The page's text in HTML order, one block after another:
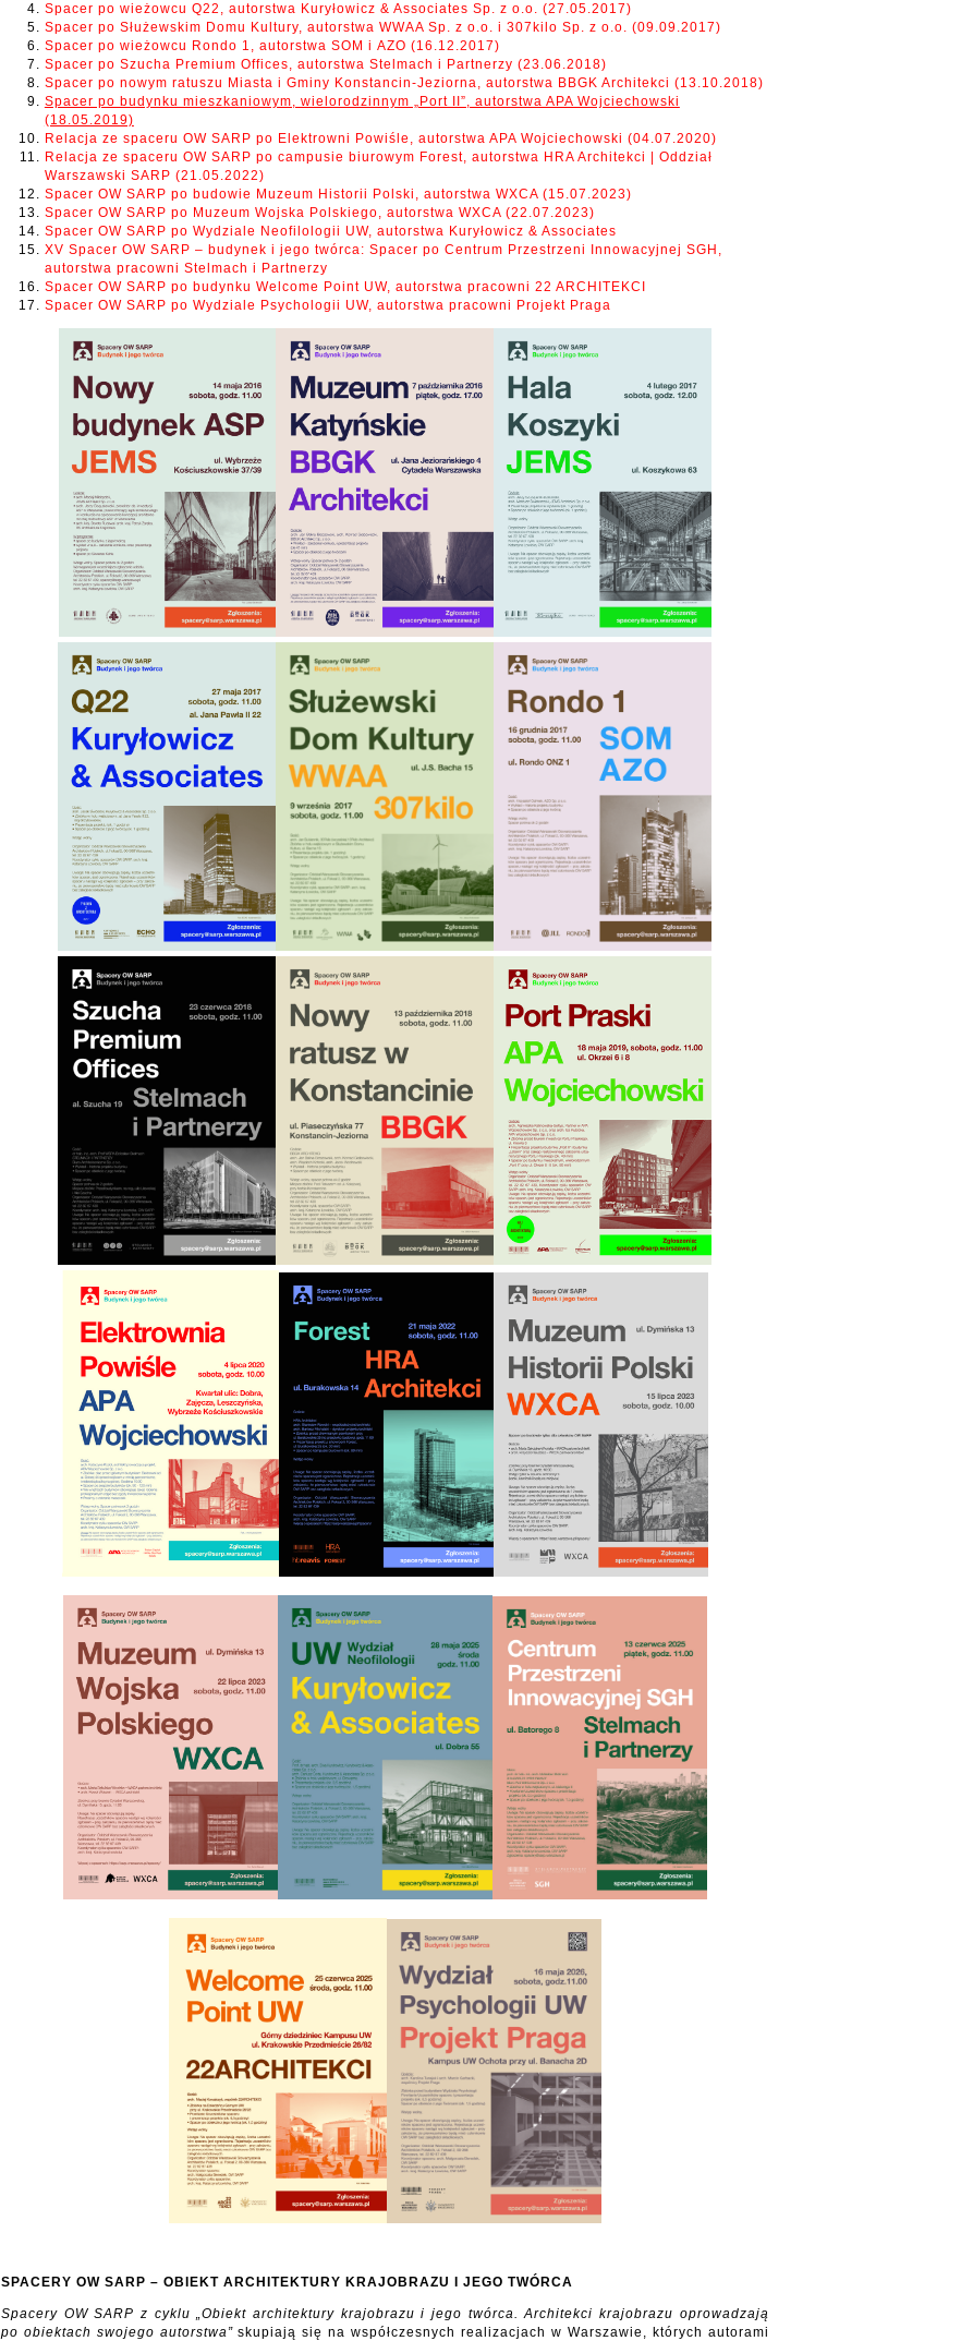
Spacer po wieżowcu Q22, autorstwa Kuryłowicz & Associates Sp. z o.o. (27.05.2017)
Spacer po Służewskim Domu Kultury, autorstwa WWAA Sp. z o.o. i 307kilo Sp. z o.o. (09.09.2017)
Spacer po wieżowcu Rondo 1, autorstwa SOM i AZO (16.12.2017)
Spacer po Szucha Premium Offices, autorstwa Stelmach i Partnerzy (23.06.2018)
Spacer po nowym ratuszu Miasta i Gminy Konstancin-Jeziorna, autorstwa BBGK Architekci (13.10.2018)
Spacer po budynku mieszkaniowym, wielorodzinnym „Port II”, autorstwa APA Wojciechowski
(18.05.2019)
Relacja ze spaceru OW SARP po Elektrowni Powiśle, autorstwa APA Wojciechowski (04.07.2020)
Relacja ze spaceru OW SARP po campusie biurowym Forest, autorstwa HRA Architekci | Oddział
Warszawski SARP (21.05.2022)
Spacer OW SARP po budowie Muzeum Historii Polski, autorstwa WXCA (15.07.2023)
Spacer OW SARP po Muzeum Wojska Polskiego, autorstwa WXCA (22.07.2023)
Spacer OW SARP po Wydziale Neofilologii UW, autorstwa Kuryłowicz & Associates
XV Spacer OW SARP – budynek i jego twórca: Spacer po Centrum Przestrzeni Innowacyjnej SGH,
autorstwa pracowni Stelmach i Partnerzy
Spacer OW SARP po budynku Welcome Point UW, autorstwa pracowni 22 ARCHITEKCI
Spacer OW SARP po Wydziale Psychologii UW, autorstwa pracowni Projekt Praga
SPACERY OW SARP – OBIEKT ARCHITEKTURY KRAJOBRAZU I JEGO TWÓRCA
Spacery OW SARP z cyklu „Obiekt architektury krajobrazu i jego twórca. Architekci krajobrazu oprowadzają
po obiektach swojego autorstwa”skupiają się na współczesnych realizacjach w Warszawie, których autorami